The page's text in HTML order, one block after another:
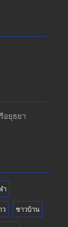
อยุธยา​
า
ว ชาวบ้าน